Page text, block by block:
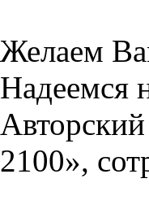
Желаем
Надеемся
2100»,